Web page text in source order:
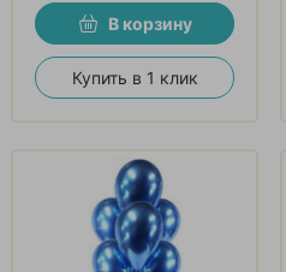
В корзину
Купить в 1 клик